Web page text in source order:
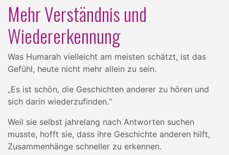
Mehr Verständnis und
Wiedererkennung
Was Humarah vielleicht am meisten schätzt, ist das
Gefühl, heute nicht mehr allein zu sein.
„Es ist schön, die Geschichten anderer zu hören und
sich darin wiederzufinden.“
Weil sie selbst jahrelang nach Antworten suchen
musste, hofft sie, dass ihre Geschichte anderen hilft,
Zusammenhänge schneller zu erkennen.